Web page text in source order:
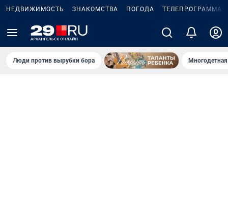
НЕДВИЖИМОСТЬ ЗНАКОМСТВА ПОГОДА ТЕЛЕПРОГРАММА
Люди против вырубки бора